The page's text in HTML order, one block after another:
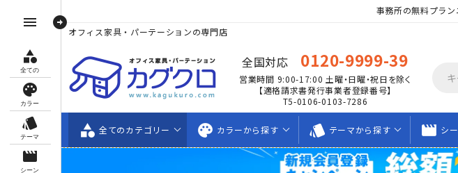
menu arrow_circle_right
category
全ての
palette
カラー
style
テーマ
movie_creation
シーン
事務所の無料プラ
オフィス家具・パーテーションの専門店
全国対応 0120-9999-39
営業時間 9:00-17:00 土曜・日曜・祝日を除く
【適格請求書発行事業者登録番号】
T5-0106-0103-7286
category 全てのカテゴリー palette カラーから探す style テーマから探す movie_creation シ